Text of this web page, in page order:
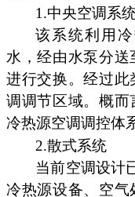
1.中央空调系
该系统利用
水，经由水泵分
进行交换。经过此
调调节区域。概而
冷热源空调调控体
2.散式系统
当前空调设计
冷热源设备、空气